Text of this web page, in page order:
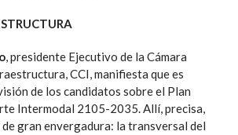
, presidente Ejecutivo de la Cámara
CCI, manifiesta que es
de los candidatos sobre el Plan
Intermodal 2105-2035. Allí, precisa,
gran envergadura: la transversal del